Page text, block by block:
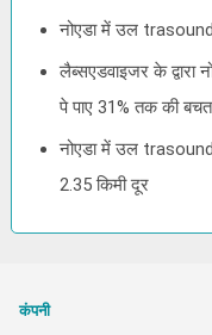
नोएडा में उल
लैब्सएडवाइजर के
पे पाए 31% तक की बचत
नोएडा में उल
2.35 किमी दूर
कंपनी